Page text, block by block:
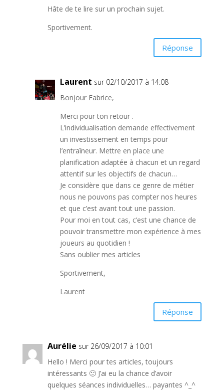
Hâte de te lire sur un prochain sujet.
Sportivement.
Réponse
Laurent sur 02/10/2017 à 14:08
Bonjour Fabrice,
Merci pour ton retour .
L’individualisation demande effectivement
un investissement en temps pour
l’entraîneur. Mettre en place une
planification adaptée à chacun et un regard
attentif sur les objectifs de chacun…
Je considère que dans ce genre de métier
nous ne pouvons pas compter nos heures
et que c’est avant tout une passion.
Pour moi en tout cas, c’est une chance de
pouvoir transmettre mon expérience à mes
joueurs au quotidien !
Sans oublier mes articles
Sportivement,
Laurent
Réponse
Aurélie sur 26/09/2017 à 10:01
Hello ! Merci pour tes articles, toujours
intéressants 🙂 J’ai eu la chance d’avoir
quelques séances individuelles… payantes ^_^